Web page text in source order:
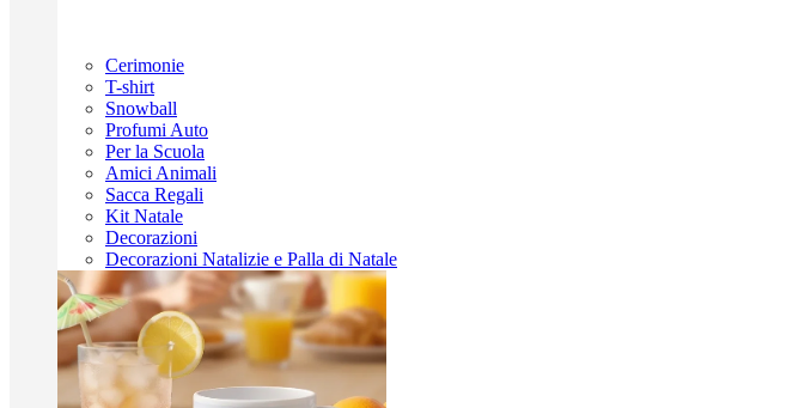
Cerimonie
T-shirt
Snowball
Profumi Auto
Per la Scuola
Amici Animali
Sacca Regali
Kit Natale
Decorazioni
Decorazioni Natalizie e Palla di Natale